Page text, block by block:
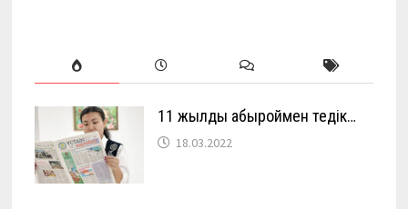
11 жылды абыроймен өтедік…
18.03.2022